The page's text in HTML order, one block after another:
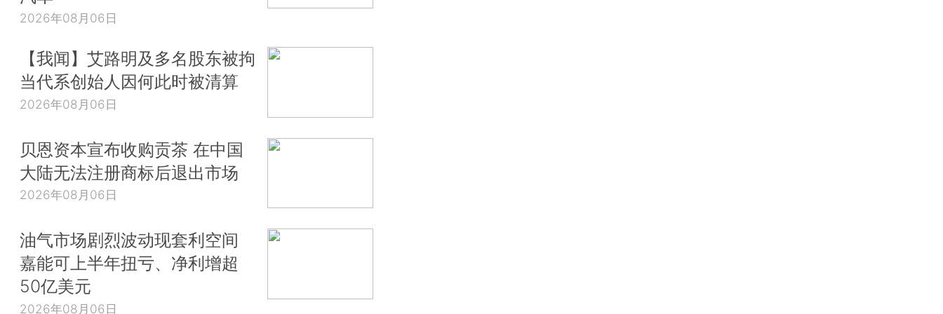
2026年08月06日
【我闻】艾路明及多名股东被拘
当代系创始人因何此时被清算
2026年08月06日
贝恩资本宣布收购贡茶 在中国
大陆无法注册商标后退出市场
2026年08月06日
油气市场剧烈波动现套利空间
嘉能可上半年扭亏、净利增超
50亿美元
2026年08月06日